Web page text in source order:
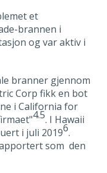
et
brannen i
og var aktiv i
branner gjennom
Corp fikk en bot
i California for
4.5. I Hawaii
i juli 20196.
som den